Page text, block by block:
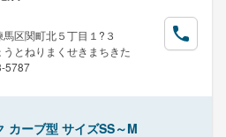
区関町北５丁目１?３
うとねりまくせきまちきた
5787
カーブ型 サイズSS～M